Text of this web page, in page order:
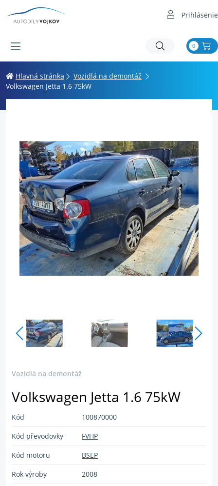
Prihlásenie
0
Hlavná stránka
Vozidlá na demontáž
Volkswagen Jetta 1.6 75kW
Vozidlá na demontáž
Volkswagen Jetta 1.6 75kW
Kód 100870000
Kód převodovky FVHP
Kód motoru BSEP
Rok výroby 2008